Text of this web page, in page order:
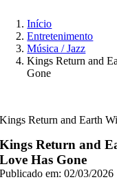
Início
Entretenimento
Música / Jazz
Kings Return and
Gone
Kings Return and Earth
Kings Return and
Love Has Gone
Publicado em: 02/03/2026